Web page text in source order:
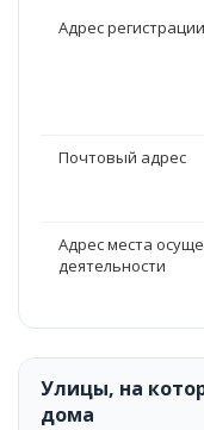
Адрес регистрации
Почтовый адрес
Адрес места
деятельности
Улицы, на
дома